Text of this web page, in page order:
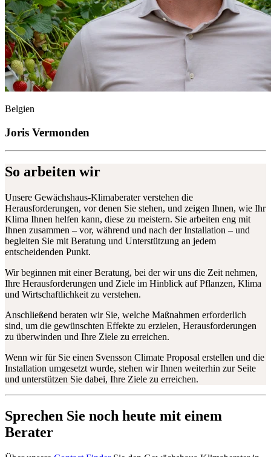
Belgien
Joris Vermonden
So arbeiten wir
Unsere Gewächshaus-Klimaberater verstehen die
Herausforderungen, vor denen Sie stehen, und zeigen Ihnen, wie Ihr
Klima Ihnen helfen kann, diese zu meistern. Sie arbeiten eng mit
Ihnen zusammen – vor, während und nach der Installation – und
begleiten Sie mit Beratung und Unterstützung an jedem
entscheidenden Punkt.
Wir beginnen mit einer Beratung, bei der wir uns die Zeit nehmen,
Ihre Herausforderungen und Ziele im Hinblick auf Pflanzen, Klima
und Wirtschaftlichkeit zu verstehen.
Anschließend beraten wir Sie, welche Maßnahmen erforderlich
sind, um die gewünschten Effekte zu erzielen, Herausforderungen
zu überwinden und Ihre Ziele zu erreichen.
Wenn wir für Sie einen Svensson Climate Proposal erstellen und die
Installation umgesetzt wurde, stehen wir Ihnen weiterhin zur Seite
und unterstützen Sie dabei, Ihre Ziele zu erreichen.
Sprechen Sie noch heute mit einem
Berater